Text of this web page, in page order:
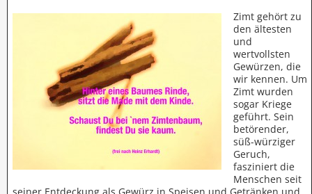
Zimt gehört zu
den ältesten
und
wertvollsten
Gewürzen, die
wir kennen. Um
Zimt wurden
sogar Kriege
geführt. Sein
betörender,
süß-würziger
Geruch,
fasziniert die
Menschen seit